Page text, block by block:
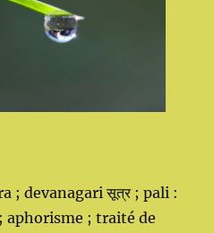
; devanagari सूत्र ; pali :
; traité de